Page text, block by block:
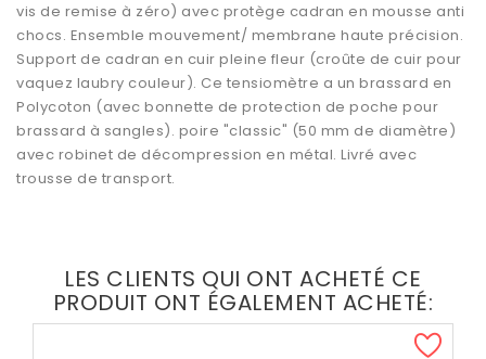
vis de remise à zéro) avec protège cadran en mousse anti
chocs. Ensemble mouvement/ membrane haute précision.
Support de cadran en cuir pleine fleur (croûte de cuir pour
vaquez laubry couleur). Ce tensiomètre a un brassard en
Polycoton (avec bonnette de protection de poche pour
brassard à sangles). poire "classic" (50 mm de diamètre)
avec robinet de décompression en métal. Livré avec
trousse de transport.
LES CLIENTS QUI ONT ACHETÉ CE
PRODUIT ONT ÉGALEMENT ACHETÉ: